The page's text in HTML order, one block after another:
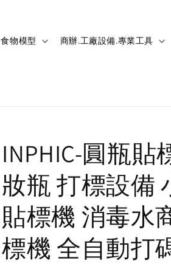
食物模型 商辦.工廠設備.專業工具
INPHIC-圓瓶
妝瓶 打標設備
貼標機 消毒水
標機 全自動打